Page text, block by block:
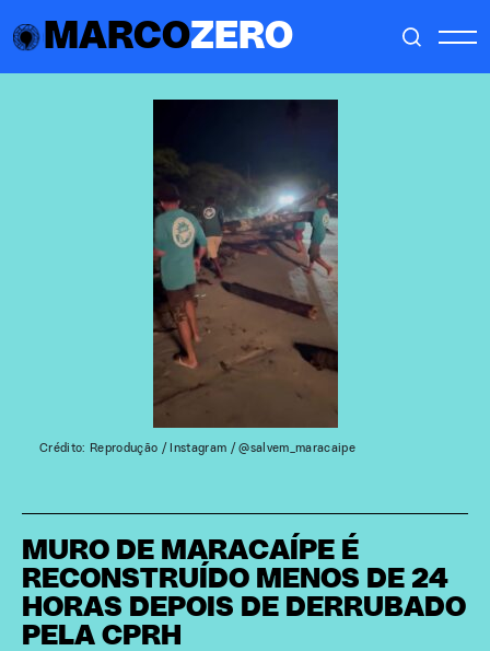
MARCOZERO
MURO DE MARACAÍPE É
RECONSTRUÍDO MENOS DE 24
HORAS DEPOIS DE DERRUBADO
PELA CPRH
Crédito: Reprodução / Instagram / @salvem_maracaipe